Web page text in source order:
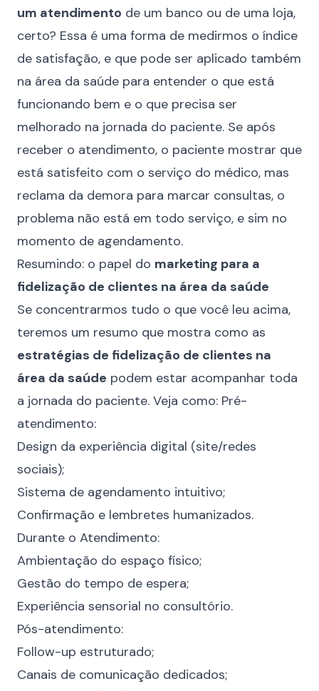
um atendimento de um banco ou de uma loja,
certo? Essa é uma forma de medirmos o índice
de satisfação, e que pode ser aplicado também
na área da saúde para entender o que está
funcionando bem e o que precisa ser
melhorado na jornada do paciente. Se após
receber o atendimento, o paciente mostrar que
está satisfeito com o serviço do médico, mas
reclama da demora para marcar consultas, o
problema não está em todo serviço, e sim no
momento de agendamento.
Resumindo: o papel do marketing para a
fidelização de clientes na área da saúde
Se concentrarmos tudo o que você leu acima,
teremos um resumo que mostra como as
estratégias de fidelização de clientes na
área da saúde podem estar acompanhar toda
a jornada do paciente. Veja como: Pré-
atendimento:
Design da experiência digital (site/redes
sociais);
Sistema de agendamento intuitivo;
Confirmação e lembretes humanizados.
Durante o Atendimento:
Ambientação do espaço físico;
Gestão do tempo de espera;
Experiência sensorial no consultório.
Pós-atendimento:
Follow-up estruturado;
Canais de comunicação dedicados;